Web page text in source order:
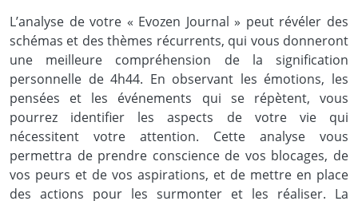
L’analyse de votre « Evozen Journal » peut révéler des
schémas et des thèmes récurrents, qui vous donneront
une meilleure compréhension de la signification
personnelle de 4h44. En observant les émotions, les
pensées et les événements qui se répètent, vous
pourrez identifier les aspects de votre vie qui
nécessitent votre attention. Cette analyse vous
permettra de prendre conscience de vos blocages, de
vos peurs et de vos aspirations, et de mettre en place
des actions pour les surmonter et les réaliser. La